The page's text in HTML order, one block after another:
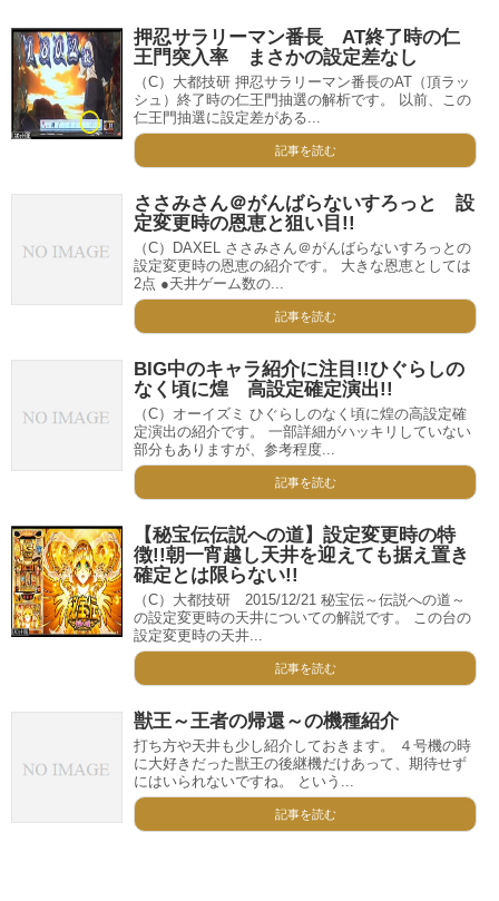
押忍サラリーマン番長 AT終了時の仁
王門突入率 まさかの設定差なし
（C）大都技研 押忍サラリーマン番長のAT（頂ラッ
シュ）終了時の仁王門抽選の解析です。 以前、この
仁王門抽選に設定差がある...
記事を読む
ささみさん＠がんばらないすろっと 設
定変更時の恩恵と狙い目!!
（C）DAXEL ささみさん＠がんばらないすろっとの
設定変更時の恩恵の紹介です。 大きな恩恵としては
2点 ●天井ゲーム数の...
記事を読む
BIG中のキャラ紹介に注目!!ひぐらしの
なく頃に煌 高設定確定演出!!
（C）オーイズミ ひぐらしのなく頃に煌の高設定確
定演出の紹介です。 一部詳細がハッキリしていない
部分もありますが、参考程度...
記事を読む
【秘宝伝伝説への道】設定変更時の特
徴!!朝一宵越し天井を迎えても据え置き
確定とは限らない!!
（C）大都技研 2015/12/21 秘宝伝～伝説への道～
の設定変更時の天井についての解説です。 この台の
設定変更時の天井...
記事を読む
獣王～王者の帰還～の機種紹介
打ち方や天井も少し紹介しておきます。 ４号機の時
に大好きだった獣王の後継機だけあって、期待せず
にはいられないですね。 という...
記事を読む